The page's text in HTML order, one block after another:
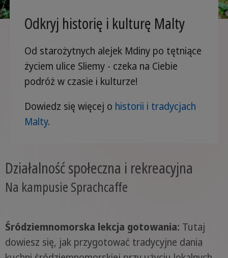
Odkryj historię i kulturę Malty
Od starożytnych alejek Mdiny po tętniące
życiem ulice Sliemy - czeka na Ciebie
podróż w czasie i kulturze!
Dowiedz się więcej o historii i tradycjach
Malty.
Działalność społeczna i rekreacyjna
Na kampusie Sprachcaffe
Śródziemnomorska lekcja gotowania: Tutaj
dowiesz się, jak przygotować tradycyjne dania